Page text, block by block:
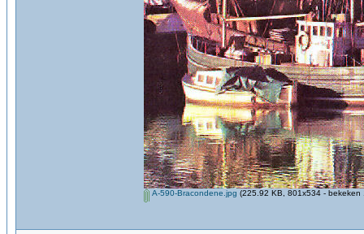
A-590-Bracondene.jpg (225.92 KB, 801x534 - bekeken